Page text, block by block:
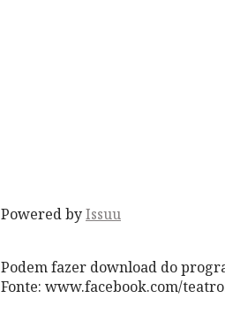
Powered byIssuu
Podem fazer download do
Fonte: www.facebook.com/